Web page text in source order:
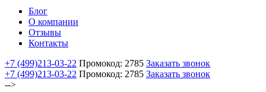
Блог
О компании
Отзывы
Контакты
+7 (499)213-03-22 Промокод: 2785 Заказать звонок
+7 (499)213-03-22 Промокод: 2785 Заказать звонок
-->